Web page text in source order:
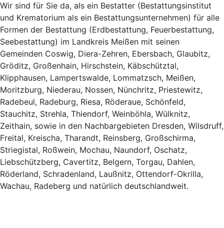
Wir sind für Sie da, als ein Bestatter (Bestattungsinstitut
und Krematorium als ein Bestattungsunternehmen) für alle
Formen der Bestattung (Erdbestattung, Feuerbestattung,
Seebestattung) im Landkreis Meißen mit seinen
Gemeinden Coswig, Diera-Zehren, Ebersbach, Glaubitz,
Gröditz, Großenhain, Hirschstein, Käbschütztal,
Klipphausen, Lampertswalde, Lommatzsch, Meißen,
Moritzburg, Niederau, Nossen, Nünchritz, Priestewitz,
Radebeul, Radeburg, Riesa, Röderaue, Schönfeld,
Stauchitz, Strehla, Thiendorf, Weinböhla, Wülknitz,
Zeithain, sowie in den Nachbargebieten Dresden, Wilsdruff,
Freital, Kreischa, Tharandt, Reinsberg, Großschirma,
Striegistal, Roßwein, Mochau, Naundorf, Oschatz,
Liebschützberg, Cavertitz, Belgern, Torgau, Dahlen,
Röderland, Schradenland, Laußnitz, Ottendorf-Okrilla,
Wachau, Radeberg und natürlich deutschlandweit.